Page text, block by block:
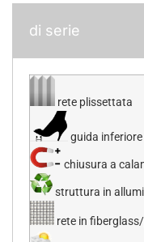
di serie
rete plissettata
guida
chiusura a
struttura in
rete in